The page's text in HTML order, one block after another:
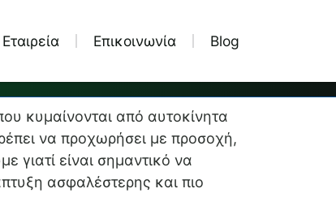
Eπικοινωνία Blog
κυμαίνονται από αυτοκίνητα
να προχωρήσει με προσοχή,
γιατί είναι σημαντικό να
ασφαλέστερης και πιο